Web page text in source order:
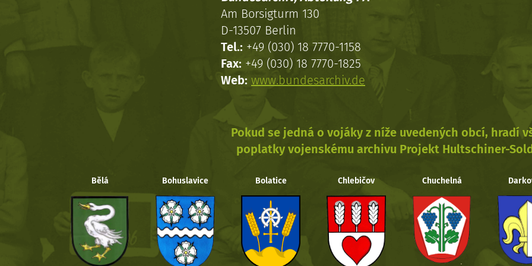
Am Borsigturm 130
D-13507 Berlin
Tel.: +49 (030) 18 7770-1158
Fax: +49 (030) 18 7770-1825
Web: www.bundesarchiv.de
Pokud se jedná o vojáky z níže uvedených obcí, hradí
poplatky vojenskému archivu Projekt Hultschiner-
Bělá Bohuslavice Bolatice Chlebičov Chuchelná